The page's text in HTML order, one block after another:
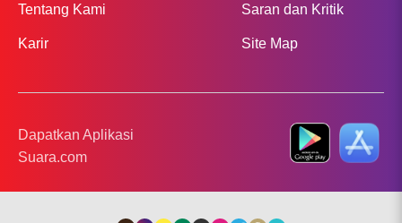
Tentang Kami
Karir
Saran dan Kritik
Site Map
Dapatkan Aplikasi
Suara.com